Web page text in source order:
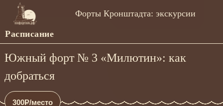
Форты Кронштадта: экскурсии
Расписание
Южный форт № 3 «Милютин»: как
добраться
300Р/место